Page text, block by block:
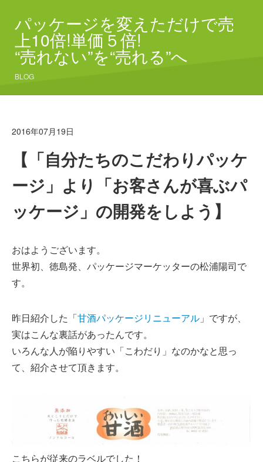
パッケージを変えただけで売
上10倍!単価５倍!
“売れない”を“売れる”へ
BLOG
2016年07月19日
【「自分たちのこだわりパッケ
ージ」より「お客さんが喜ぶパ
ッケージ」の開発をしよう】
おはようございます。
世界初、徳島発、パッケージマーケッターの松浦陽司で
す。
昨日紹介した「甘酒パッケージリニューアル 」ですが、
実はこんな裏話があったんです。
いろんな人が陥りやすい「こわだり」なのかなと思っ
て、紹介させて頂きます。
こちらが従来のラベルでした！